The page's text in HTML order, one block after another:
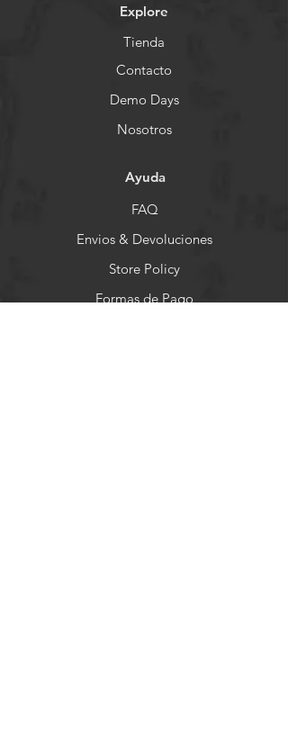
Explore
Tienda
Contacto
Demo Days
Nosotros
Ayuda
FAQ
Envios & Devoluciones
Store Policy
Formas de Pago